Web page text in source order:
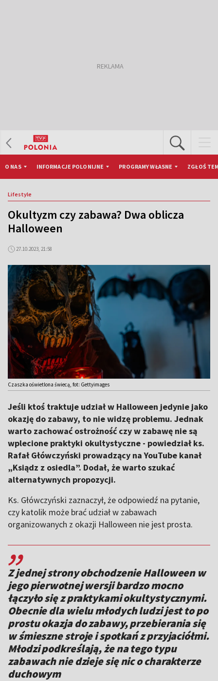
O NAS INFORMACJE POLONIJNE PROGRAMY WŁASNE ZGŁOŚ
Lifestyle
Okultyzm czy zabawa? Dwa oblicza
Halloween
27.10.2023, 21:58
Czaszka oświetlona świecą, fot: Gettyimages
Jeśli ktoś traktuje udział w Halloween jedynie jako
okazję do zabawy, to nie widzę problemu. Jednak
warto zachować ostrożność czy w zabawę nie są
wplecione praktyki okultystyczne - powiedział ks.
Rafał Główczyński prowadzący na YouTube kanał
„Ksiądz z osiedla”. Dodał, że warto szukać
alternatywnych propozycji.
Ks. Główczyński zaznaczył, że odpowiedź na pytanie,
czy katolik może brać udział w zabawach
organizowanych z okazji Halloween nie jest prosta.
,,
Z jednej strony obchodzenie Halloween w
jego pierwotnej wersji bardzo mocno
łączyło się z praktykami okultystycznymi.
Obecnie dla wielu młodych ludzi jest to po
prostu okazja do zabawy, przebierania się
w śmieszne stroje i spotkań z przyjaciółmi.
Młodzi podkreślają, że na tego typu
zabawach nie dzieje się nic o charakterze
duchowym